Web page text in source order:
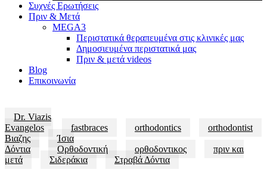
Συχνές Ερωτήσεις
Πριν & Μετά
MEGA3
Περιστατικά θεραπευμένα στις κλινικές μας
Δημοσιευμένα περιστατικά μας
Πριν & μετά videos
Blog
Επικοινωνία
Dr. Viazis
Evangelos
fastbraces orthodontics
orthodontist
Βιαζης
Ίσια
Δόντια
Ορθοδοντική ορθοδοντικος
πριν και
μετά
Σιδεράκια Στραβά Δόντια